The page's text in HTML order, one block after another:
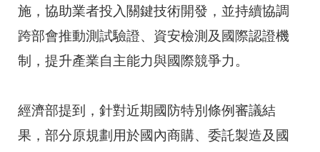
施，協助業者投入關鍵技術開發，並持續協調
跨部會推動測試驗證、資安檢測及國際認證機
制，提升產業自主能力與國際競爭力。
經濟部提到，針對近期國防特別條例審議結
果，部分原規劃用於國內商購、委託製造及國